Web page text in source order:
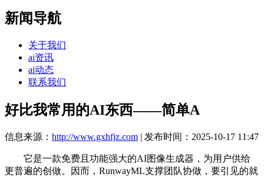
新闻导航
关于我们
ai资讯
ai动态
联系我们
好比我常用的AI东西——简单A
信息来源： http://www.gxhfjz.com | 发布时间：2025-10-17 11:47
它是一款免费且功能强大的AI图像生成器，为用户供给
更普遍的创做。因而，RunwayML支撑团队协做，要引见的就